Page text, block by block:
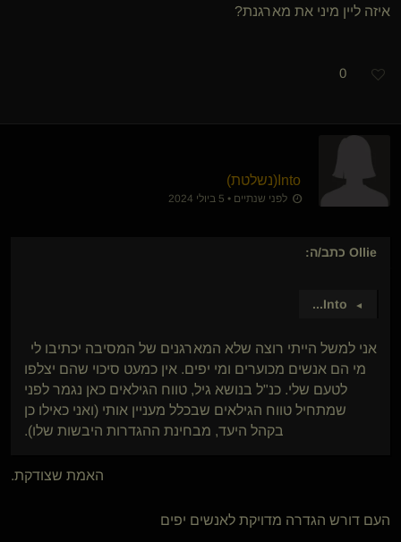
איזה ליין מיני את מארגנת?
0
Into​(נשלטת)
לפני שנתיים • 5 ביולי 2024
Ollie כתב/ה:
►
Into
...
אני למשל הייתי רוצה שלא המארגנים של המסיבה יכתיבו לי
מי הם אנשים מכוערים ומי יפים. אין כמעט סיכוי שהם יצלפו
לטעם שלי. כנ"ל בנושא גיל, טווח הגילאים כאן נגמר לפני
שמתחיל טווח הגילאים שבכלל מעניין אותי (ואני כאילו כן
בקהל היעד, מבחינת ההגדרות היבשות שלו).
האמת שצודקת.
העם דורש הגדרה מדויקת לאנשים יפים